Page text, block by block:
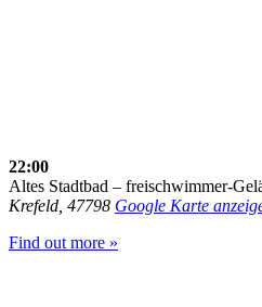
22:00
Altes Stadtbad – freischwimmer-
Krefeld 47798 Google Karte
Find out more »